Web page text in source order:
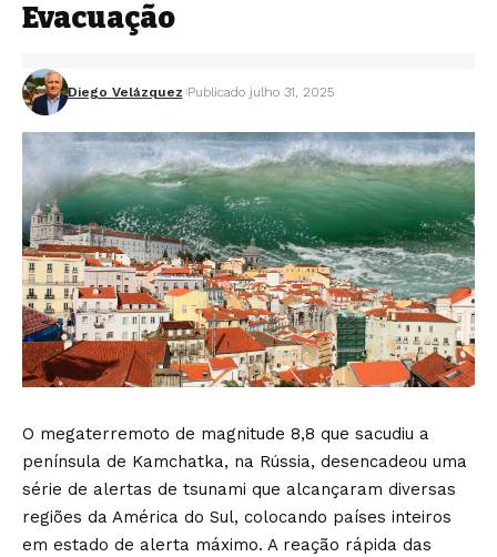
Evacuação
Diego Velázquez Publicado julho 31, 2025
O megaterremoto de magnitude 8,8 que sacudiu a
península de Kamchatka, na Rússia, desencadeou uma
série de alertas de tsunami que alcançaram diversas
regiões da América do Sul, colocando países inteiros
em estado de alerta máximo. A reação rápida das